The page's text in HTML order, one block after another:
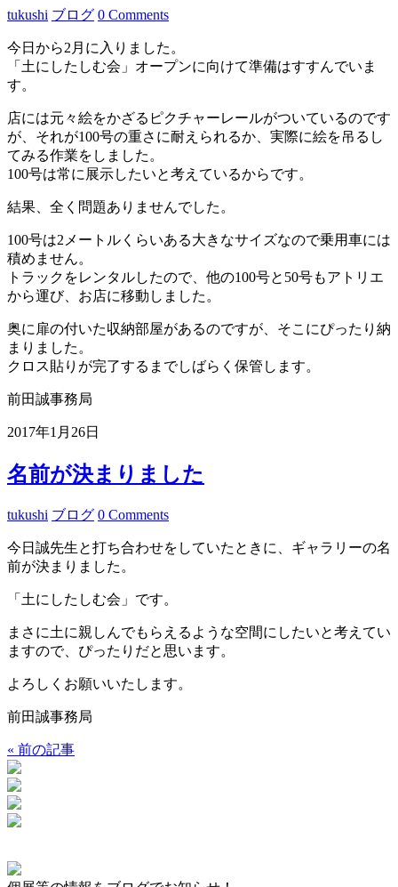
tukushi ブログ 0 Comments
今日から2月に入りました。
「土にしたしむ会」オープンに向けて準備はすすんでいま
す。
店には元々絵をかざるピクチャーレールがついているのです
が、それが100号の重さに耐えられるか、実際に絵を吊るし
てみる作業をしました。
100号は常に展示したいと考えているからです。
結果、全く問題ありませんでした。
100号は2メートルくらいある大きなサイズなので乗用車には
積めません。
トラックをレンタルしたので、他の100号と50号もアトリエ
から運び、お店に移動しました。
奥に扉の付いた収納部屋があるのですが、そこにぴったり納
まりました。
クロス貼りが完了するまでしばらく保管します。
前田誠事務局
2017年1月26日
名前が決まりました
tukushi ブログ 0 Comments
今日誠先生と打ち合わせをしていたときに、ギャラリーの名
前が決まりました。
「土にしたしむ会」です。
まさに土に親しんでもらえるような空間にしたいと考えてい
ますので、ぴったりだと思います。
よろしくお願いいたします。
前田誠事務局
« 前の記事